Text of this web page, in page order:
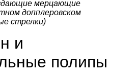
мерцающие
допплеровском
стрелки)
и
полипы